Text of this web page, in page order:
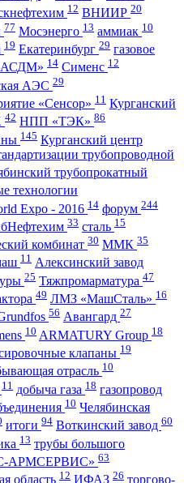
12 ВНИИР 20
77 Мосэнерго 13 аммиак 10
19 Екатеринбург 29 газовое
14 Сименс 12
АЭС 29
«Сенсор» 11 Курганский
42 НПП «ТЭК» 86
145 Курганский центр
трубопроводной
трубопрокатный
технологии
Expo - 2016 14 форум 244
33 сталь 15
комбинат 30 ММК 35
11 Алексинский завод
25 Тяжпромарматура 47
49 ЛМЗ «МашСталь» 16
56 Авангард 27
10 ARMATURY Group 18
клапаны 19
отрасль 10
11 добыча газа 18 газопровод
10 Челябинская
итоги 94 Воткинский завод 60
13 трубы большого
АРМСЕРВИС» 63
область 12 ИФАЗ 26 торгово-